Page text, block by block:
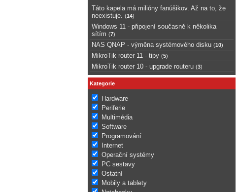
Táto kapela má milióny fanúšikov. Až na to, že
neexistuje.
(14)
Windows 11 - připojení současně k několika
sítím (7)
NAS QNAP - výměna systémového disku (10)
MikroTik router 11 - tipy (5)
MikroTik router 10 - upgrade routeru (3)
Kategorie
Hardware
Periferie
Multimédia
Software
Programování
Internet
Operační systémy
PC sestavy
Ostatní
Mobily a tablety